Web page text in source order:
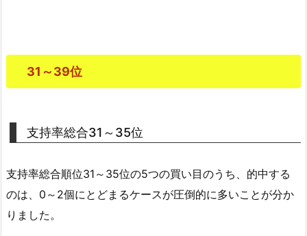
31～39位
支持率総合31～35位
支持率総合順位31～35位の5つの買い目のうち、的中する
のは、0～2個にとどまるケースが圧倒的に多いことが分か
りました。